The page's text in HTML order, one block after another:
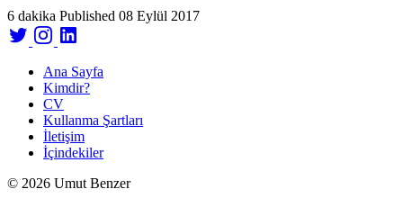
6 dakika Published 08 Eylül 2017
Ana Sayfa
Kimdir?
CV
Kullanma Şartları
İletişim
İçindekiler
© 2026 Umut Benzer